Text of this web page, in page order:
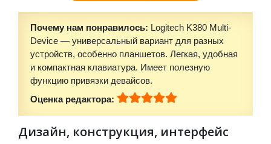
Почему нам понравилось: Logitech K380 Multi-
Device — универсальный вариант для разных
устройств, особенно планшетов. Легкая, удобная
и компактная клавиатура. Имеет полезную
функцию привязки девайсов.
Оценка редактора:
Дизайн, конструкция, интерфейс